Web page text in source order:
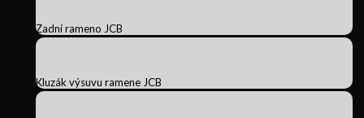
Zadní rameno JCB
Kluzák výsuvu ramene JCB